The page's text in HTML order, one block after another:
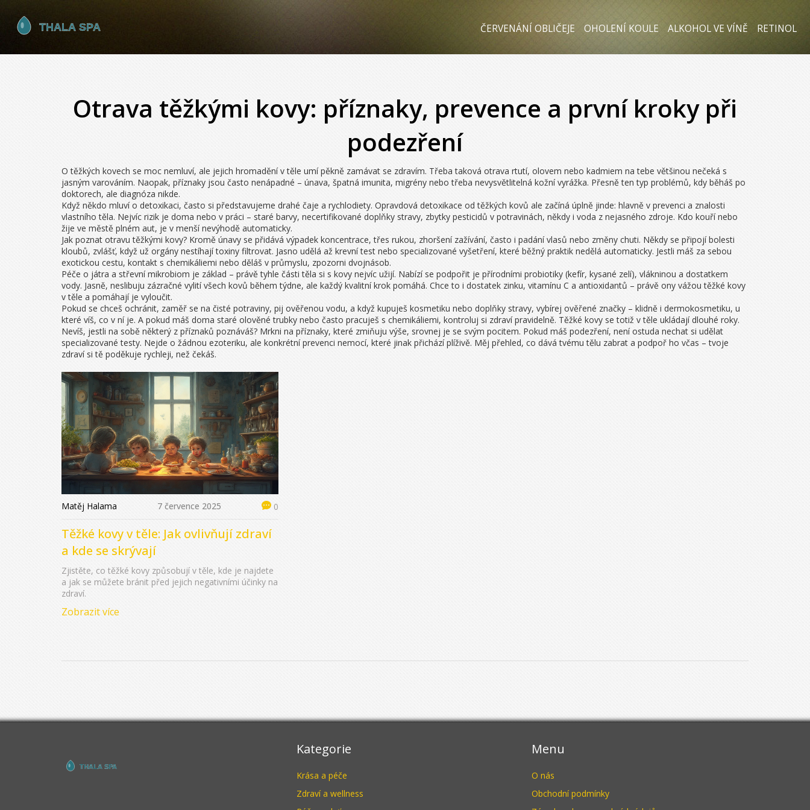
ČERVENÁNÍ OBLIČEJE OHOLENÍ KOULE ALKOHOL VE VÍNĚ RETINOL
Otrava těžkými kovy: příznaky, prevence a první kroky při
podezření
O těžkých kovech se moc nemluví, ale jejich hromadění v těle umí pěkně zamávat se zdravím. Třeba taková otrava rtutí, olovem nebo kadmiem na tebe většinou nečeká s
jasným varováním. Naopak, příznaky jsou často nenápadné – únava, špatná imunita, migrény nebo třeba nevysvětlitelná kožní vyrážka. Přesně ten typ problémů, kdy běháš po
doktorech, ale diagnóza nikde.
Když někdo mluví o detoxikaci, často si představujeme drahé čaje a rychlodiety. Opravdová detoxikace od těžkých kovů ale začíná úplně jinde: hlavně v prevenci a znalosti
vlastního těla. Nejvíc rizik je doma nebo v práci – staré barvy, necertifikované doplňky stravy, zbytky pesticidů v potravinách, někdy i voda z nejasného zdroje. Kdo kouří nebo
žije ve městě plném aut, je v menší nevýhodě automaticky.
Jak poznat otravu těžkými kovy? Kromě únavy se přidává výpadek koncentrace, třes rukou, zhoršení zažívání, často i padání vlasů nebo změny chuti. Někdy se připojí bolesti
kloubů, zvlášť, když už orgány nestíhají toxiny filtrovat. Jasno udělá až krevní test nebo specializované vyšetření, které běžný praktik nedělá automaticky. Jestli máš za sebou
exotickou cestu, kontakt s chemikáliemi nebo děláš v průmyslu, zpozorni dvojnásob.
Péče o játra a střevní mikrobiom je základ – právě tyhle části těla si s kovy nejvíc užijí. Nabízí se podpořit je přírodními probiotiky (kefír, kysané zelí), vlákninou a dostatkem
vody. Jasně, neslibuju zázračné vylití všech kovů během týdne, ale každý kvalitní krok pomáhá. Chce to i dostatek zinku, vitamínu C a antioxidantů – právě ony vážou těžké kovy
v těle a pomáhají je vyloučit.
Pokud se chceš ochránit, zaměř se na čisté potraviny, pij ověřenou vodu, a když kupuješ kosmetiku nebo doplňky stravy, vybírej ověřené značky – klidně i dermokosmetiku, u
které víš, co v ní je. A pokud máš doma staré olověné trubky nebo často pracuješ s chemikáliemi, kontroluj si zdraví pravidelně. Těžké kovy se totiž v těle ukládají dlouhé roky.
Nevíš, jestli na sobě některý z příznaků poznáváš? Mrkni na příznaky, které zmiňuju výše, srovnej je se svým pocitem. Pokud máš podezření, není ostuda nechat si udělat
specializované testy. Nejde o žádnou ezoteriku, ale konkrétní prevenci nemocí, které jinak přichází plíživě. Měj přehled, co dává tvému tělu zabrat a podpoř ho včas – tvoje
zdraví si tě poděkuje rychleji, než čekáš.
Matěj Halama 7 července 2025 0
Těžké kovy v těle: Jak ovlivňují zdraví
a kde se skrývají
Zjistěte, co těžké kovy způsobují v těle, kde je najdete
a jak se můžete bránit před jejich negativními účinky na
zdraví.
Zobrazit více
Kategorie
Krása a péče
Zdraví a wellness
Menu
O nás
Obchodní podmínky